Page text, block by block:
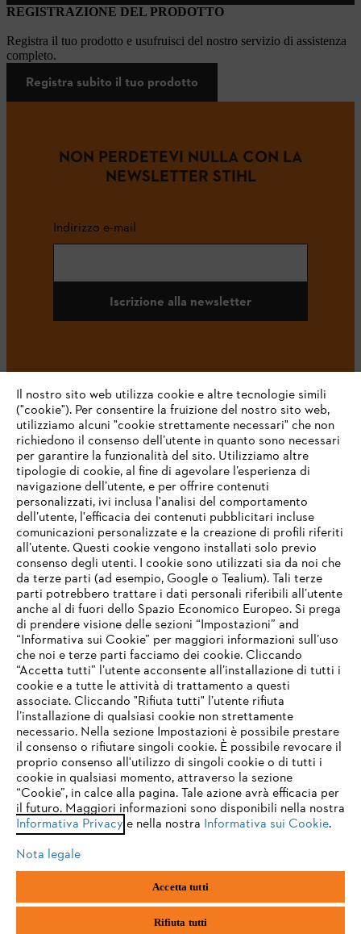
REGISTRAZIONE DEL PRODOTTO
Registra il tuo prodotto e usufruisci del nostro servizio di assistenza
completo.
Registra subito il tuo prodotto
NON PERDETEVI NULLA CON LA
NEWSLETTER STIHL
Indirizzo e-mail
Iscrizione alla newsletter
L’azienda
STIHL FAQ
Service
Termini e condizioni generali Privacy policy
Note legali Cookies Informazioni legali
Andreas STIHL S.p.A. - Viale delle Industrie, 15
20040 Cambiago (MI)
Email:info@stihl.it
Numero di partita IVA: 09883420151.
Società a socio unico, soggetta a direzione e coordinamento di Andreas
IHR BROWSER WIRD NICHT
UNTERSTÜTZT
Sie nutzen einen Browser, den wir noch nicht unterstützen. Für
eine optimale Nutzung unserer Seite empfehlen wir Ihnen, zu
einem der folgenden Browser zu wechseln:
firefox chrome
safari edge
Il nostro sito web utilizza cookie e altre tecnologie simili
("cookie"). Per consentire la fruizione del nostro sito web,
utilizziamo alcuni "cookie strettamente necessari" che non
richiedono il consenso dell’utente in quanto sono necessari
per garantire la funzionalità del sito. Utilizziamo altre
tipologie di cookie, al fine di agevolare l’esperienza di
navigazione dell’utente, e per offrire contenuti
personalizzati, ivi inclusa l'analisi del comportamento
dell’utente, l'efficacia dei contenuti pubblicitari incluse
comunicazioni personalizzate e la creazione di profili riferiti
all’utente. Questi cookie vengono installati solo previo
consenso degli utenti. I cookie sono utilizzati sia da noi che
da terze parti (ad esempio, Google o Tealium). Tali terze
parti potrebbero trattare i dati personali riferibili all’utente
anche al di fuori dello Spazio Economico Europeo. Si prega
di prendere visione delle sezioni “Impostazioni” and
“Informativa sui Cookie” per maggiori informazioni sull’uso
che noi e terze parti facciamo dei cookie. Cliccando
“Accetta tutti” l’utente acconsente all’installazione di tutti i
cookie e a tutte le attività di trattamento a questi
associate. Cliccando "Rifiuta tutti" l’utente rifiuta
l’installazione di qualsiasi cookie non strettamente
necessario. Nella sezione Impostazioni è possibile prestare
il consenso o rifiutare singoli cookie. È possibile revocare il
proprio consenso all'utilizzo di singoli cookie o di tutti i
cookie in qualsiasi momento, attraverso la sezione
“Cookie”, in calce alla pagina. Tale azione avrà efficacia per
il futuro. Maggiori informazioni sono disponibili nella nostra
Informativa Privacy e nella nostra Informativa sui Cookie.
Nota legale
Accetta tutti
Rifiuta tutti